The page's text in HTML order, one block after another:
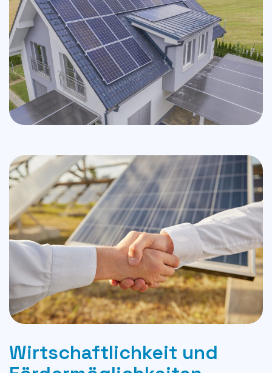
Wirtschaftlichkeit und